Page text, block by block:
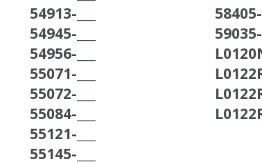
54913-___
54945-___
54956-___
55071-___
55072-___
55084-___
55121-___
55145-___
58405-
59035-